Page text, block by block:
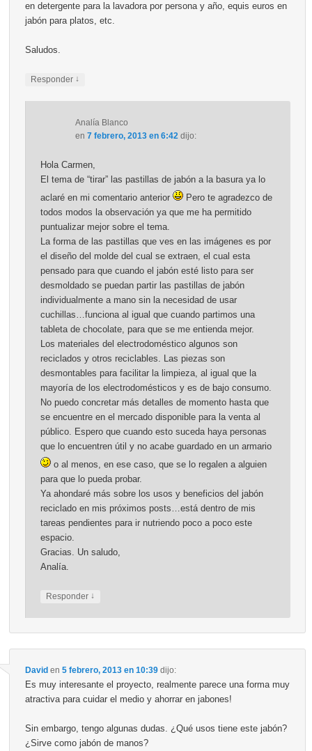
en detergente para la lavadora por persona y año, equis euros en
jabón para platos, etc.
Saludos.
Responder ↓
Analía Blanco
en 7 febrero, 2013 en 6:42 dijo:
Hola Carmen,
El tema de “tirar” las pastillas de jabón a la basura ya lo
aclaré en mi comentario anterior
Pero te agradezco de
todos modos la observación ya que me ha permitido
puntualizar mejor sobre el tema.
La forma de las pastillas que ves en las imágenes es por
el diseño del molde del cual se extraen, el cual esta
pensado para que cuando el jabón esté listo para ser
desmoldado se puedan partir las pastillas de jabón
individualmente a mano sin la necesidad de usar
cuchillas…funciona al igual que cuando partimos una
tableta de chocolate, para que se me entienda mejor.
Los materiales del electrodoméstico algunos son
reciclados y otros reciclables. Las piezas son
desmontables para facilitar la limpieza, al igual que la
mayoría de los electrodomésticos y es de bajo consumo.
No puedo concretar más detalles de momento hasta que
se encuentre en el mercado disponible para la venta al
público. Espero que cuando esto suceda haya personas
que lo encuentren útil y no acabe guardado en un armario
o al menos, en ese caso, que se lo regalen a alguien
para que lo pueda probar.
Ya ahondaré más sobre los usos y beneficios del jabón
reciclado en mis próximos posts…está dentro de mis
tareas pendientes para ir nutriendo poco a poco este
espacio.
Gracias. Un saludo,
Analía.
Responder ↓
Daviden 5 febrero, 2013 en 10:39 dijo:
Es muy interesante el proyecto, realmente parece una forma muy
atractiva para cuidar el medio y ahorrar en jabones!
Sin embargo, tengo algunas dudas. ¿Qué usos tiene este jabón?
¿Sirve como jabón de manos?